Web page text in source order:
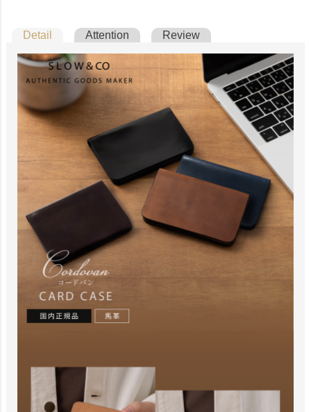
Detail Attention Review